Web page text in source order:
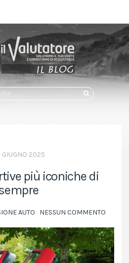
CERCA
GIUGNO 2025
più iconiche di
AUTO NESSUN COMMENTO